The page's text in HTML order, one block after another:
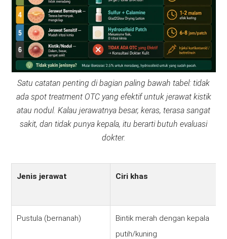
Satu catatan penting di bagian paling bawah tabel: tidak
ada spot treatment OTC yang efektif untuk jerawat kistik
atau nodul. Kalau jerawatnya besar, keras, terasa sangat
sakit, dan tidak punya kepala, itu berarti butuh evaluasi
dokter.
Jenis jerawat Ciri khas
Pustula (bernanah)
Bintik merah dengan kepala
putih/kuning